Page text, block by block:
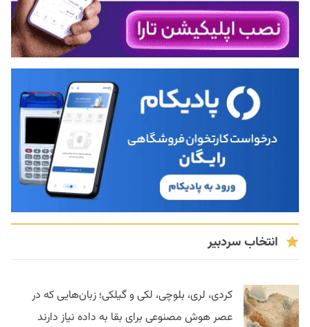
انتخاب سردبیر
کردی، لری، بلوچی، لکی و گیلکی؛ زبان‌هایی که در
عصر هوش مصنوعی برای بقا به داده نیاز دارند